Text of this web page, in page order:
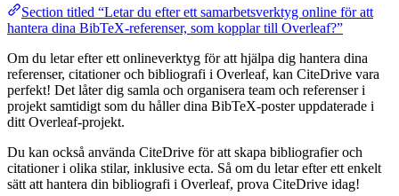
Section titled “Letar du efter ett samarbetsverktyg online för att
hantera dina BibTeX-referenser, som kopplar till Overleaf?”
Om du letar efter ett onlineverktyg för att hjälpa dig hantera dina
referenser, citationer och bibliografi i Overleaf, kan CiteDrive vara
perfekt! Det låter dig samla och organisera team och referenser i
projekt samtidigt som du håller dina BibTeX-poster uppdaterade i
ditt Overleaf-projekt.
Du kan också använda CiteDrive för att skapa bibliografier och
citationer i olika stilar, inklusive ecta. Så om du letar efter ett enkelt
sätt att hantera din bibliografi i Overleaf, prova CiteDrive idag!